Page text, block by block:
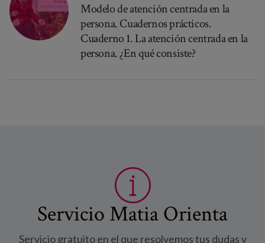
Modelo de atención centrada en la
persona. Cuadernos prácticos.
Cuaderno 1. La atención centrada en la
persona. ¿En qué consiste?
Servicio Matia Orienta
Servicio gratuito en el que resolvemos tus dudas y